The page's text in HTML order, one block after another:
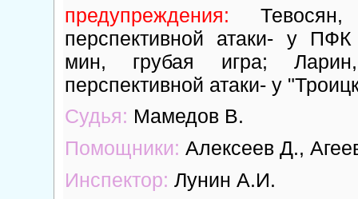
предупреждения:
перспективной атаки- у
мин, грубая игра;
перспективной атаки- у
Судья: Мамедов В.
Помощники: Алексеев Д.,
Инспектор: Лунин А.И.